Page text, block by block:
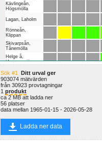
Kävlingeån,
Högsmölla
Lagan, Laholm
Rönneån,
Klippan
Skivarpsån,
Tånemölla
Helge å,
Hammarsjön
Mörrum
Lyckebyån,
Lyckeby
Motala ström,
Norrköping
Alsterån,
Ljungbyån,
Ljungbyholm
Sök #1
Ditt urval ger
903074 mätvärden
från 30923 provtagningar
1 produkt
ca 2 MB att ladda ner
56 platser
data mellan 1965-01-15 - 2026-05-28
Ladda ner data